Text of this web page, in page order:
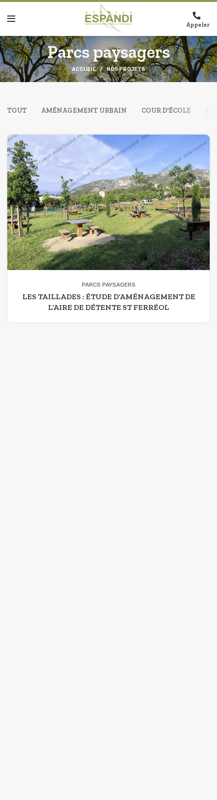
Appeler
Parcs paysagers
ACCUEIL NOS PROJETS
TOUT AMÉNAGEMENT URBAIN COUR D'ÉCOLE
PARCS PAYSAGERS
LES TAILLADES : ÉTUDE D’AMÉNAGEMENT DE
L’AIRE DE DÉTENTE ST FERRÉOL